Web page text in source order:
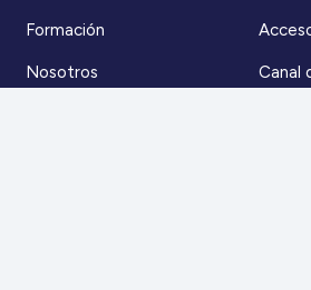
Formación
Nosotros Canal